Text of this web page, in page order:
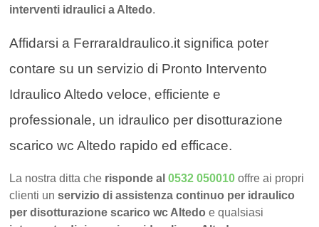
interventi idraulici a Altedo.
Affidarsi a FerraraIdraulico.it significa poter
contare su un servizio di Pronto Intervento
Idraulico Altedo veloce, efficiente e
professionale, un idraulico per disotturazione
scarico wc Altedo rapido ed efficace.
La nostra ditta che risponde al0532 050010 offre ai propri
clienti unservizio di assistenza continuo per idraulico
per disotturazione scarico wc Altedo e qualsiasi